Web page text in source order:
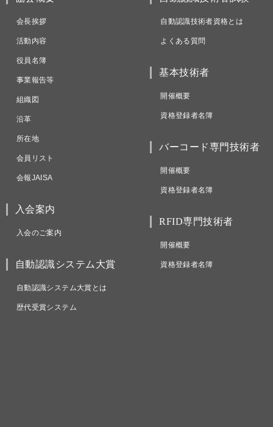
会長挨拶
活動内容
役員名簿
事業報告等
組織図
沿革
所在地
会員リスト
会報JAISA
入会案内
入会のご案内
自動認識システム大賞
自動認識システム大賞とは
歴代受賞システム
自動認識技術者資格とは
よくある質問
基本技術者
開催概要
資格登録者名簿
バーコード専門技術者
開催概要
資格登録者名簿
RFID専門技術者
開催概要
資格登録者名簿